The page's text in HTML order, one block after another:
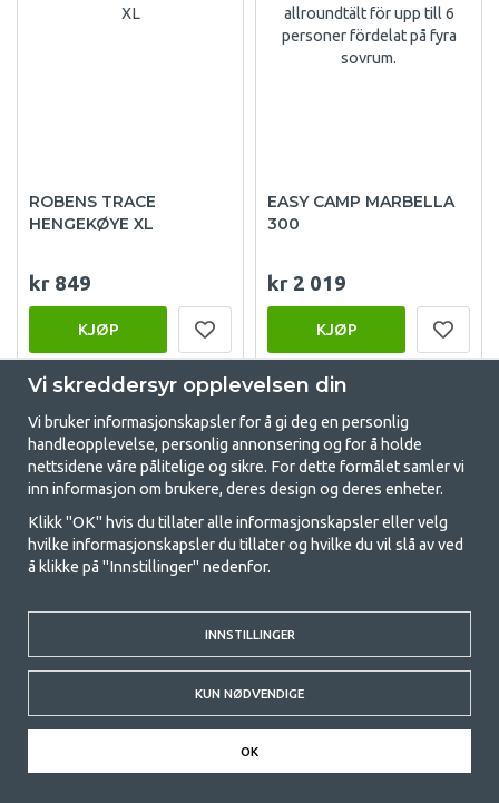
ROBENS TRACE
HENGEKØYE XL
kr 849
KJØP
EASY CAMP MARBELLA
300
kr 2 019
KJØP
EASY CAMP ALICANTE
600 TWIN FAMILIETELT
(1)
JACK WOLFSKIN
GOSSAMER TELT
(1)
kr 1 909
Vi skreddersyr opplevelsen din
Vi bruker informasjonskapsler for å gi deg en personlig
handleopplevelse, personlig annonsering og for å holde
nettsidene våre pålitelige og sikre. For dette formålet samler vi
inn informasjon om brukere, deres design og deres enheter.
Klikk "OK" hvis du tillater alle informasjonskapsler eller velg
hvilke informasjonskapsler du tillater og hvilke du vil slå av ved
å klikke på "Innstillinger" nedenfor.
INNSTILLINGER
KUN NØDVENDIGE
OK